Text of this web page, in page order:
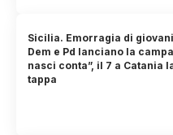
Sicilia. Emorragia di
Dem e Pd lanciano la
nasci conta”, il 7 a Catania
tappa